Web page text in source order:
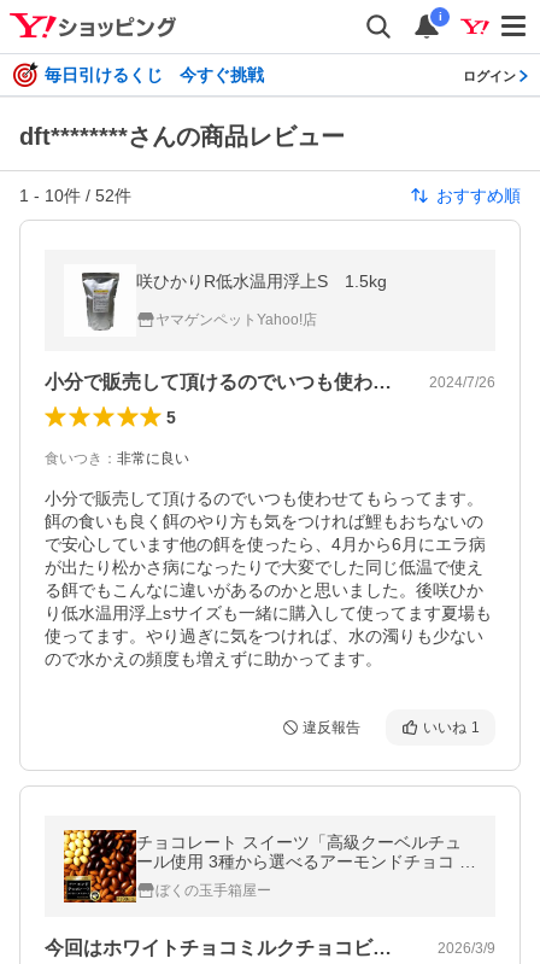
i
毎日引けるくじ 今すぐ挑戦 ログイン
dft********さんの商品レビュー
1 - 10件 / 52件 おすすめ順
咲ひかりR低水温用浮上S 1.5kg
ヤマゲンペットYahoo!店
小分で販売して頂けるのでいつも使わせて… 2024/7/26
5
食いつき ： 非常に良い
小分で販売して頂けるのでいつも使わせてもらってます。
餌の食いも良く餌のやり方も気をつければ鯉もおちないの
で安心しています他の餌を使ったら、4月から6月にエラ病
が出たり松かさ病になったりで大変でした同じ低温で使え
る餌でもこんなに違いがあるのかと思いました。後咲ひか
り低水温用浮上sサイズも一緒に購入して使ってます夏場も
使ってます。やり過ぎに気をつければ、水の濁りも少ない
ので水かえの頻度も増えずに助かってます。
違反報告 いいね 1
チョコレート スイーツ「高級クーベルチュ
ール使用 3種から選べるアーモンドチョコ 1
90g×2袋 (ミルク / ダーク /ホワイト)」
ぼくの玉手箱屋ー
今回はホワイトチョコミルクチョコビター… 2026/3/9